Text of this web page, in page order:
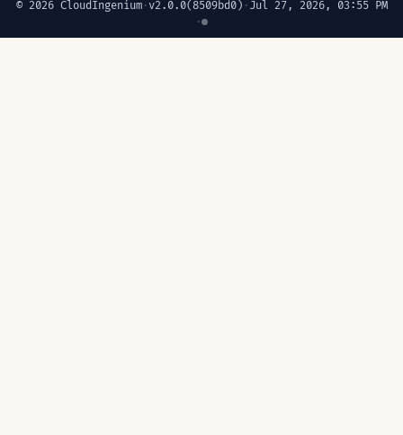
© 2026 CloudIngenium· v2.0.0(8509bd0) · Jul 27, 2026, 03:55 PM
·